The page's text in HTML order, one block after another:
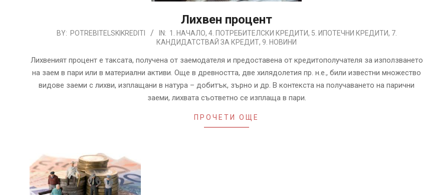
Лихвен процент
17
BY: POTREBITELSKIKREDITI IN: 1. НАЧАЛО, 4. ПОТРЕБИТЕЛСКИ КРЕДИТИ, 5. ИПОТЕЧНИ КРЕДИТИ, 7.
КАНДИДАТСТВАЙ ЗА КРЕДИТ, 9. НОВИНИ
Лихвеният процент е таксата, получена от заемодателя и предоставена от кредитополучателя за използването
на заем в пари или в материални активи. Още в древността, две хилядолетия пр. н.е., били известни множество
видове заеми с лихви, изплащани в натура – добитък, зърно и др. В контекста на получаването на парични
заеми, лихвата съответно се изплаща в пари.
ПРОЧЕТИ ОЩЕ